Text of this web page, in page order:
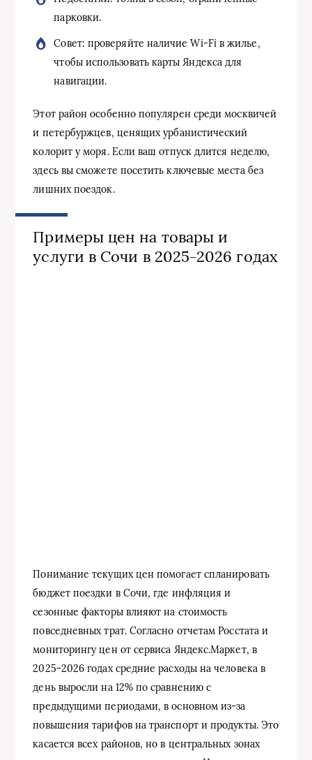
парковки.
Совет: проверяйте наличие Wi-Fi в жилье,
чтобы использовать карты Яндекса для
навигации.
Этот район особенно популярен среди москвичей
и петербуржцев, ценящих урбанистический
колорит у моря. Если ваш отпуск длится неделю,
здесь вы сможете посетить ключевые места без
лишних поездок.
Примеры цен на товары и
услуги в Сочи в 2025-2026 годах
Понимание текущих цен помогает спланировать
бюджет поездки в Сочи, где инфляция и
сезонные факторы влияют на стоимость
повседневных трат. Согласно отчетам Росстата и
мониторингу цен от сервиса Яндекс.Маркет, в
2025-2026 годах средние расходы на человека в
день выросли на 12% по сравнению с
предыдущими периодами, в основном из-за
повышения тарифов на транспорт и продукты. Это
касается всех районов, но в центральных зонах